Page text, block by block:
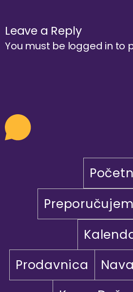
Leave a Reply
You must be logged in to
Prodavnica